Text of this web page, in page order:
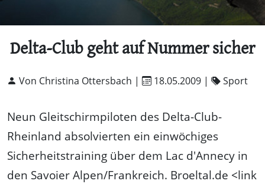
Delta-Club geht auf Nummer sicher
Von Christina Ottersbach | 18.05.2009 | Sport
Neun Gleitschirmpiloten des Delta-Club-
Rheinland absolvierten ein einwöchiges
Sicherheitstraining über dem Lac d'Annecy in
den Savoier Alpen/Frankreich. Broeltal.de <link